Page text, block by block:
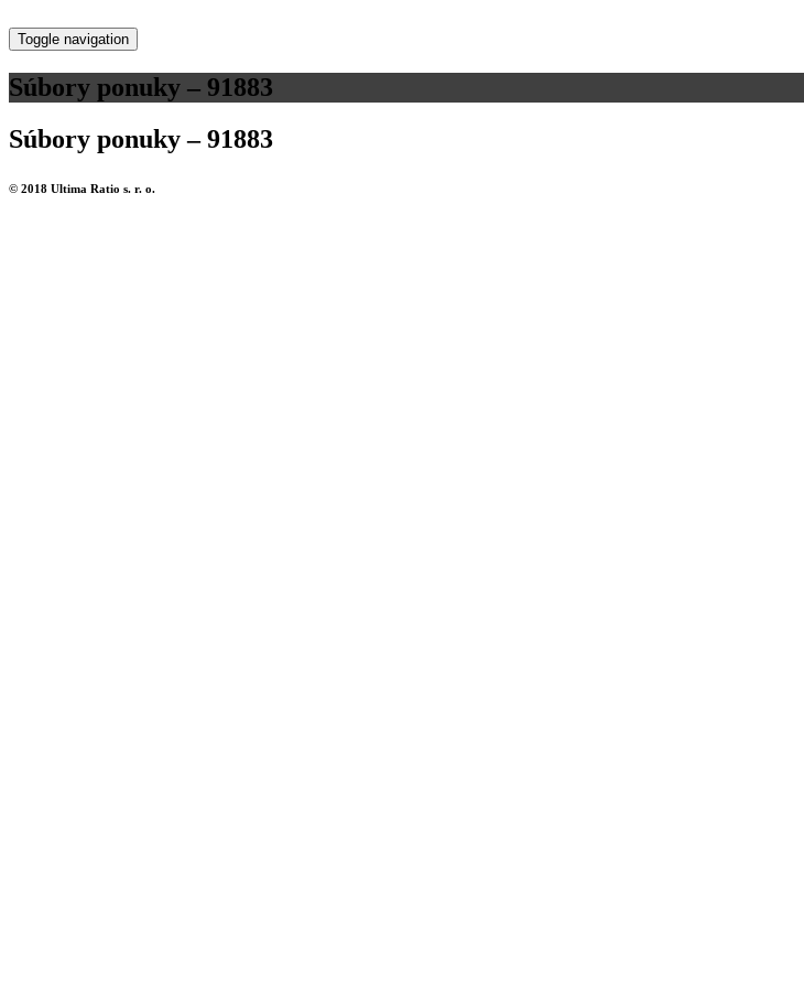
Toggle navigation
Súbory ponuky – 91883
Súbory ponuky – 91883
© 2018 Ultima Ratio s. r. o.